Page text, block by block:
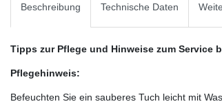
Beschreibung Technische Daten
Tipps zur Pflege und Hinweise zum Service
Pflegehinweis:
Befeuchten Sie ein sauberes Tuch leicht mit